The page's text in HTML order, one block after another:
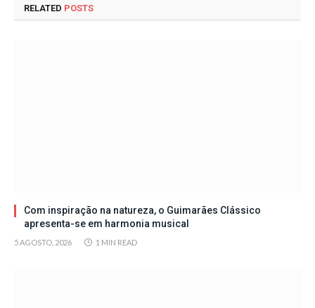
RELATED POSTS
Com inspiração na natureza, o Guimarães Clássico
apresenta-se em harmonia musical
5 AGOSTO, 2026 1 MIN READ